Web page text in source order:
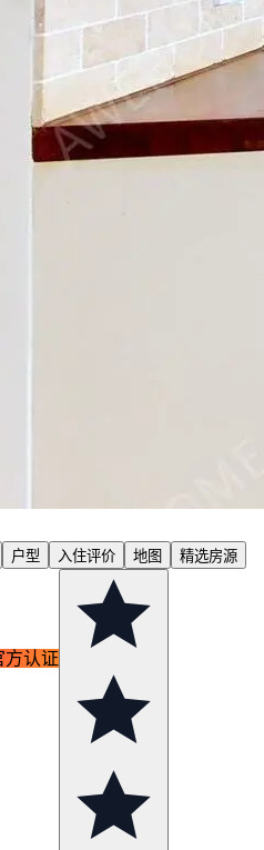
户型 入住评价 地图 精选房源
方认证